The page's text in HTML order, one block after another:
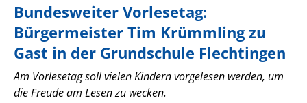
Bundesweiter Vorlesetag:
Bürgermeister Tim Krümmling zu
Gast in der Grundschule Flechtingen
Am Vorlesetag soll vielen Kindern vorgelesen werden, um
die Freude am Lesen zu wecken.